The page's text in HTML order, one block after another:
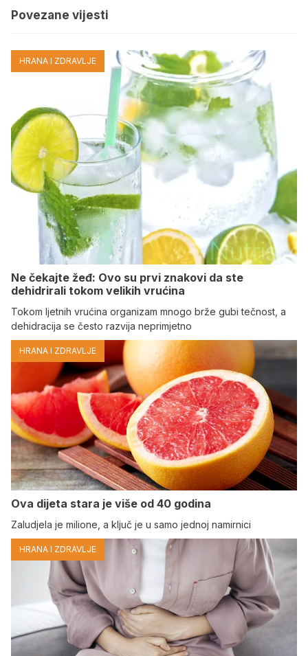
Povezane vijesti
HRANA I ZDRAVLJE
Ne čekajte žeđ: Ovo su prvi znakovi da ste
dehidrirali tokom velikih vrućina
Tokom ljetnih vrućina organizam mnogo brže gubi tečnost, a
dehidracija se često razvija neprimjetno
HRANA I ZDRAVLJE
Ova dijeta stara je više od 40 godina
Zaludjela je milione, a ključ je u samo jednoj namirnici
HRANA I ZDRAVLJE